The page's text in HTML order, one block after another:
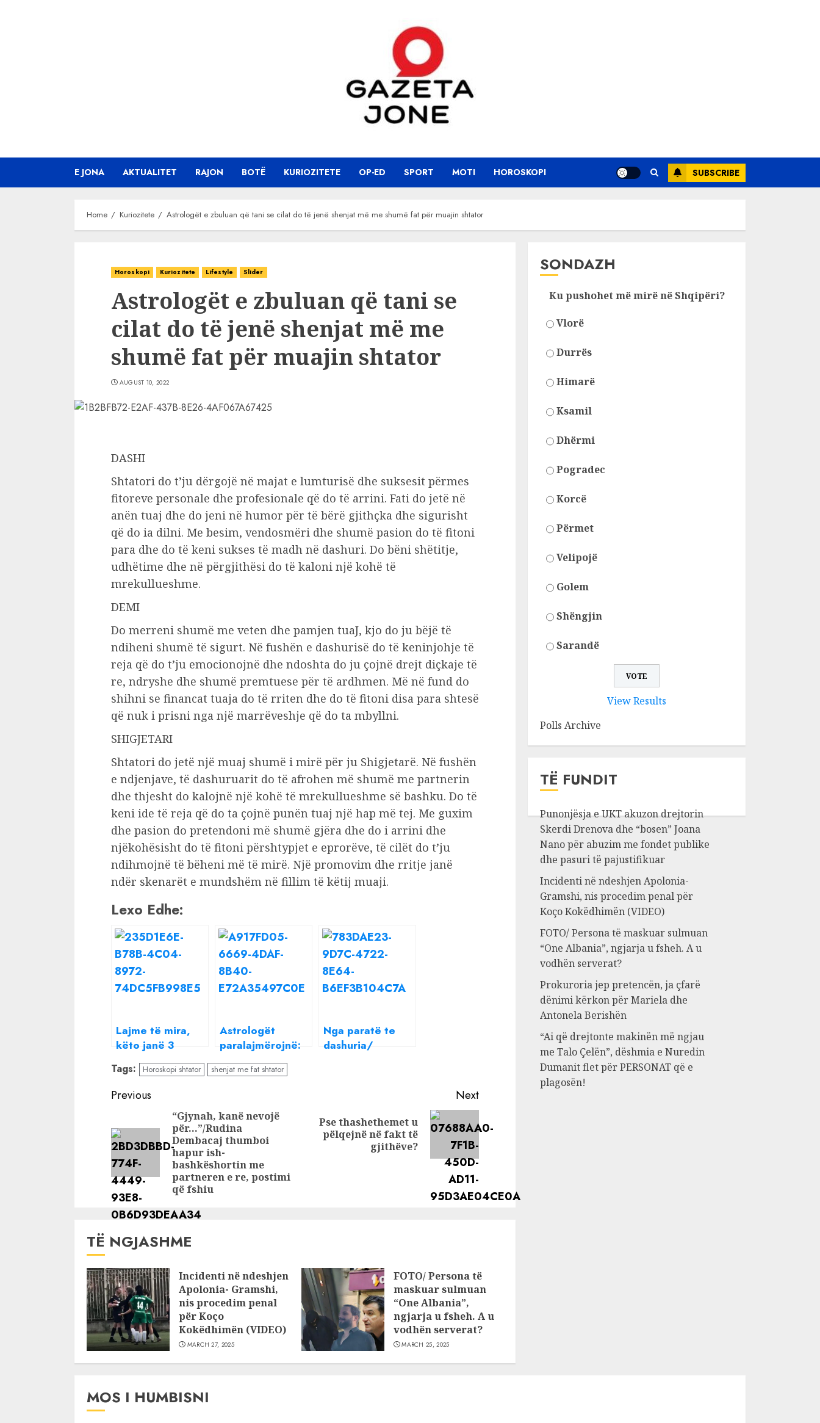
E JONA AKTUALITET RAJON BOTË KURIOZITETE OP-ED SPORT MOTI HOROSKOPI SUBSCRIBE
Home Kuriozitete Astrologët e zbuluan që tani se cilat do të jenë shenjat më me shumë fat për muajin shtator
Horoskopi Kuriozitete Lifestyle Slider
Astrologët e zbuluan që tani se
cilat do të jenë shenjat më me
shumë fat për muajin shtator
AUGUST 10, 2022
DASHI
Shtatori do t’ju dërgojë në majat e lumturisë dhe suksesit përmes
fitoreve personale dhe profesionale që do të arrini. Fati do jetë në
anën tuaj dhe do jeni në humor për të bërë gjithçka dhe sigurisht
që do ia dilni. Me besim, vendosmëri dhe shumë pasion do të fitoni
para dhe do të keni sukses të madh në dashuri. Do bëni shëtitje,
udhëtime dhe në përgjithësi do të kaloni një kohë të
mrekullueshme.
DEMI
Do merreni shumë me veten dhe pamjen tuaJ, kjo do ju bëjë të
ndiheni shumë të sigurt. Në fushën e dashurisë do të keninjohje të
reja që do t’ju emocionojnë dhe ndoshta do ju çojnë drejt diçkaje të
re, ndryshe dhe shumë premtuese për të ardhmen. Më në fund do
shihni se financat tuaja do të rriten dhe do të fitoni disa para shtesë
që nuk i prisni nga një marrëveshje që do ta mbyllni.
SHIGJETARI
Shtatori do jetë një muaj shumë i mirë për ju Shigjetarë. Në fushën
e ndjenjave, të dashuruarit do të afrohen më shumë me partnerin
dhe thjesht do kalojnë një kohë të mrekullueshme së bashku. Do të
keni ide të reja që do ta çojnë punën tuaj një hap më tej. Me guxim
dhe pasion do pretendoni më shumë gjëra dhe do i arrini dhe
njëkohësisht do të fitoni përshtypjet e eprorëve, të cilët do t’ju
ndihmojnë të bëheni më të mirë. Një promovim dhe rritje janë
ndër skenarët e mundshëm në fillim të këtij muaji.
Lexo Edhe:
Lajme të mira,
këto janë 3
shenjat më me
fat të horoskopit
për muajin
shtator
Astrologët
paralajmërojnë:
Këto do të jenë 4
datat më të
Nga paratë te
dashuria/
gjatë datave 22-
28 gusht
Tags: Horoskopi shtator shenjat me fat shtator
Continue
Reading
Previous
“Gjynah, kanë nevojë
për…”/Rudina
Dembacaj thumboi
hapur ish-
bashkëshortin me
partneren e re, postimi
që fshiu
Next
Next
Pse thashethemet u
pëlqejnë në fakt të
gjithëve?
TË NGJASHME
Incidenti në ndeshjen
Apolonia- Gramshi,
nis procedim penal
për Koço
Kokëdhimën (VIDEO)
MARCH 27, 2025
FOTO/ Persona të
maskuar sulmuan
“One Albania”,
ngjarja u fsheh. A u
vodhën serverat?
MARCH 25, 2025
SONDAZH
Ku pushohet më mirë në Shqipëri?
Vlorë
Durrës
Himarë
Ksamil
Dhërmi
Pogradec
Korcë
Përmet
Velipojë
Golem
Shëngjin
Sarandë
View Results
Polls Archive
TË FUNDIT
Punonjësja e UKT akuzon drejtorin
Skerdi Drenova dhe “bosen” Joana
Nano për abuzim me fondet publike
dhe pasuri të pajustifikuar
Incidenti në ndeshjen Apolonia-
Gramshi, nis procedim penal për
Koço Kokëdhimën (VIDEO)
FOTO/ Persona të maskuar sulmuan
“One Albania”, ngjarja u fsheh. A u
vodhën serverat?
Prokuroria jep pretencën, ja çfarë
dënimi kërkon për Mariela dhe
Antonela Berishën
“Ai që drejtonte makinën më ngjau
me Talo Çelën”, dëshmia e Nuredin
Dumanit flet për PERSONAT që e
plagosën!
MOS I HUMBISNI